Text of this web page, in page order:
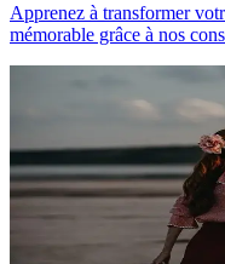
Apprenez à transformer
mémorable grâce à nos